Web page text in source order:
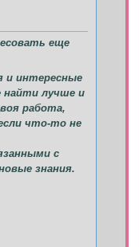
еще
и интересные
найти лучше и
работа,
что-то не
с
знания.